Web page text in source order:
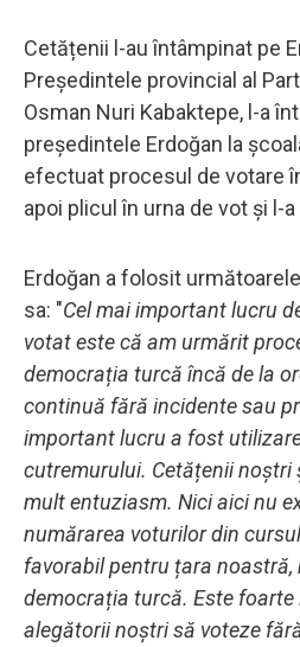
Cetățenii l-au întâmpinat pe
Președintele provincial al
Osman Nuri Kabaktepe, l-a
președintele Erdoğan la
efectuat procesul de votare
apoi plicul în urna de vot și l-
Erdoğan a folosit
sa: "Cel mai important lucru
votat este că am urmărit
democrația turcă încă de la
continuă fără incidente sau
important lucru a fost
cutremurului. Cetățenii noștri
mult entuziasm. Nici aici nu
numărarea voturilor din
favorabil pentru țara
democrația turcă. Este
alegătorii noștri să voteze